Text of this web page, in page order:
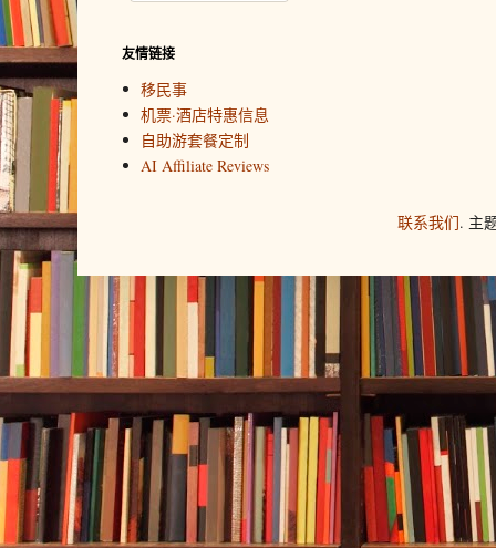
友情链接
移民事
机票·酒店特惠信息
自助游套餐定制
AI Affiliate Reviews
联系我们. 主